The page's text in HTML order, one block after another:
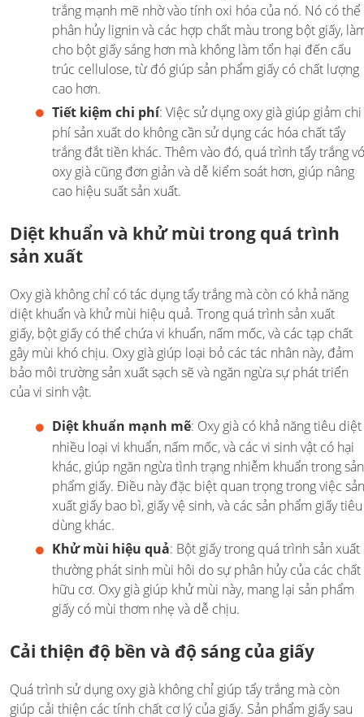
trắng mạnh mẽ nhờ vào tính oxi hóa của nó. Nó có thể
phân hủy lignin và các hợp chất màu trong bột giấy,
cho bột giấy sáng hơn mà không làm tổn hại đến cấu
trúc cellulose, từ đó giúp sản phẩm giấy có chất lượng
cao hơn.
Tiết kiệm chi phí: Việc sử dụng oxy già giúp giảm chi
phí sản xuất do không cần sử dụng các hóa chất tẩy
trắng đắt tiền khác. Thêm vào đó, quá trình tẩy trắng
oxy già cũng đơn giản và dễ kiểm soát hơn, giúp nâng
cao hiệu suất sản xuất.
Diệt khuẩn và khử mùi trong quá trình
sản xuất
Oxy già không chỉ có tác dụng tẩy trắng mà còn có khả năng
diệt khuẩn và khử mùi hiệu quả. Trong quá trình sản xuất
giấy, bột giấy có thể chứa vi khuẩn, nấm mốc, và các tạp chất
gây mùi khó chịu. Oxy già giúp loại bỏ các tác nhân này, đảm
bảo môi trường sản xuất sạch sẽ và ngăn ngừa sự phát triển
của vi sinh vật.
Diệt khuẩn mạnh mẽ: Oxy già có khả năng tiêu diệt
nhiều loại vi khuẩn, nấm mốc, và các vi sinh vật có hại
khác, giúp ngăn ngừa tình trạng nhiễm khuẩn trong sản
phẩm giấy. Điều này đặc biệt quan trọng trong việc sản
xuất giấy bao bì, giấy vệ sinh, và các sản phẩm giấy tiêu
dùng khác.
Khử mùi hiệu quả: Bột giấy trong quá trình sản xuất
thường phát sinh mùi hôi do sự phân hủy của các chất
hữu cơ. Oxy già giúp khử mùi này, mang lại sản phẩm
giấy có mùi thơm nhẹ và dễ chịu.
Cải thiện độ bền và độ sáng của giấy
Quá trình sử dụng oxy già không chỉ giúp tẩy trắng mà còn
giúp cải thiện các tính chất cơ lý của giấy. Sản phẩm giấy sau